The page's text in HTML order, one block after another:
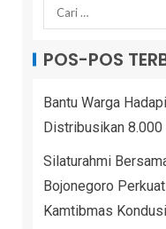
POS-POS
Bantu Warga
Distribusikan
Silaturahmi
Bojonegoro
Kamtibmas